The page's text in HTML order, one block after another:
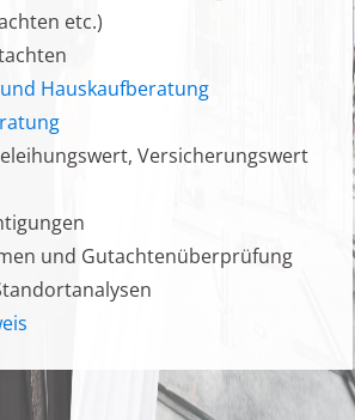
etc.)
Hauskaufberatung
Versicherungswert
und Gutachtenüberprüfung